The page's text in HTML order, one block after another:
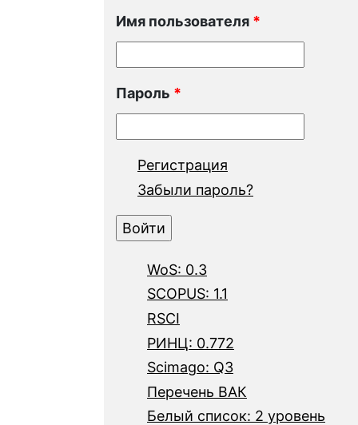
Имя пользователя *
Пароль *
Регистрация
Забыли пароль?
WoS: 0.3
SCOPUS: 1.1
RSCI
РИНЦ: 0.772
Scimago: Q3
Перечень ВАК
Белый список: 2 уровень